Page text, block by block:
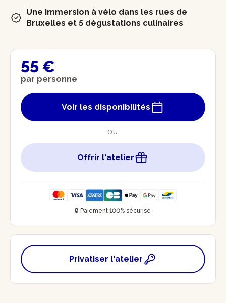
Une immersion à vélo dans les rues de
Bruxelles et 5 dégustations culinaires
55 €
par personne
Voir les disponibilités
OU
Offrir l'atelier
🔒 Paiement 100% sécurisé
Privatiser l'atelier